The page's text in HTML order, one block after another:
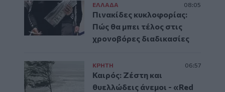
ΕΛΛAΔΑ 08:05
Πινακίδες κυκλοφορίας:
Πώς θα μπει τέλος στις
χρονοβόρες διαδικασίες
ΚΡΗΤΗ 06:57
Καιρός: Ζέστη και
θυελλώδεις άνεμοι - «Red